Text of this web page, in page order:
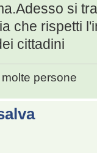
si
che rispetti
cittadini
persone